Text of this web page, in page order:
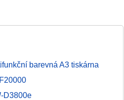
barevná A3 tiskárna
D3800e